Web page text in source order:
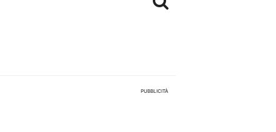
PUBBLICITÀ